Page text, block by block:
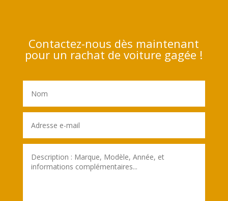
Contactez-nous dès maintenant
pour un rachat de voiture gagée !